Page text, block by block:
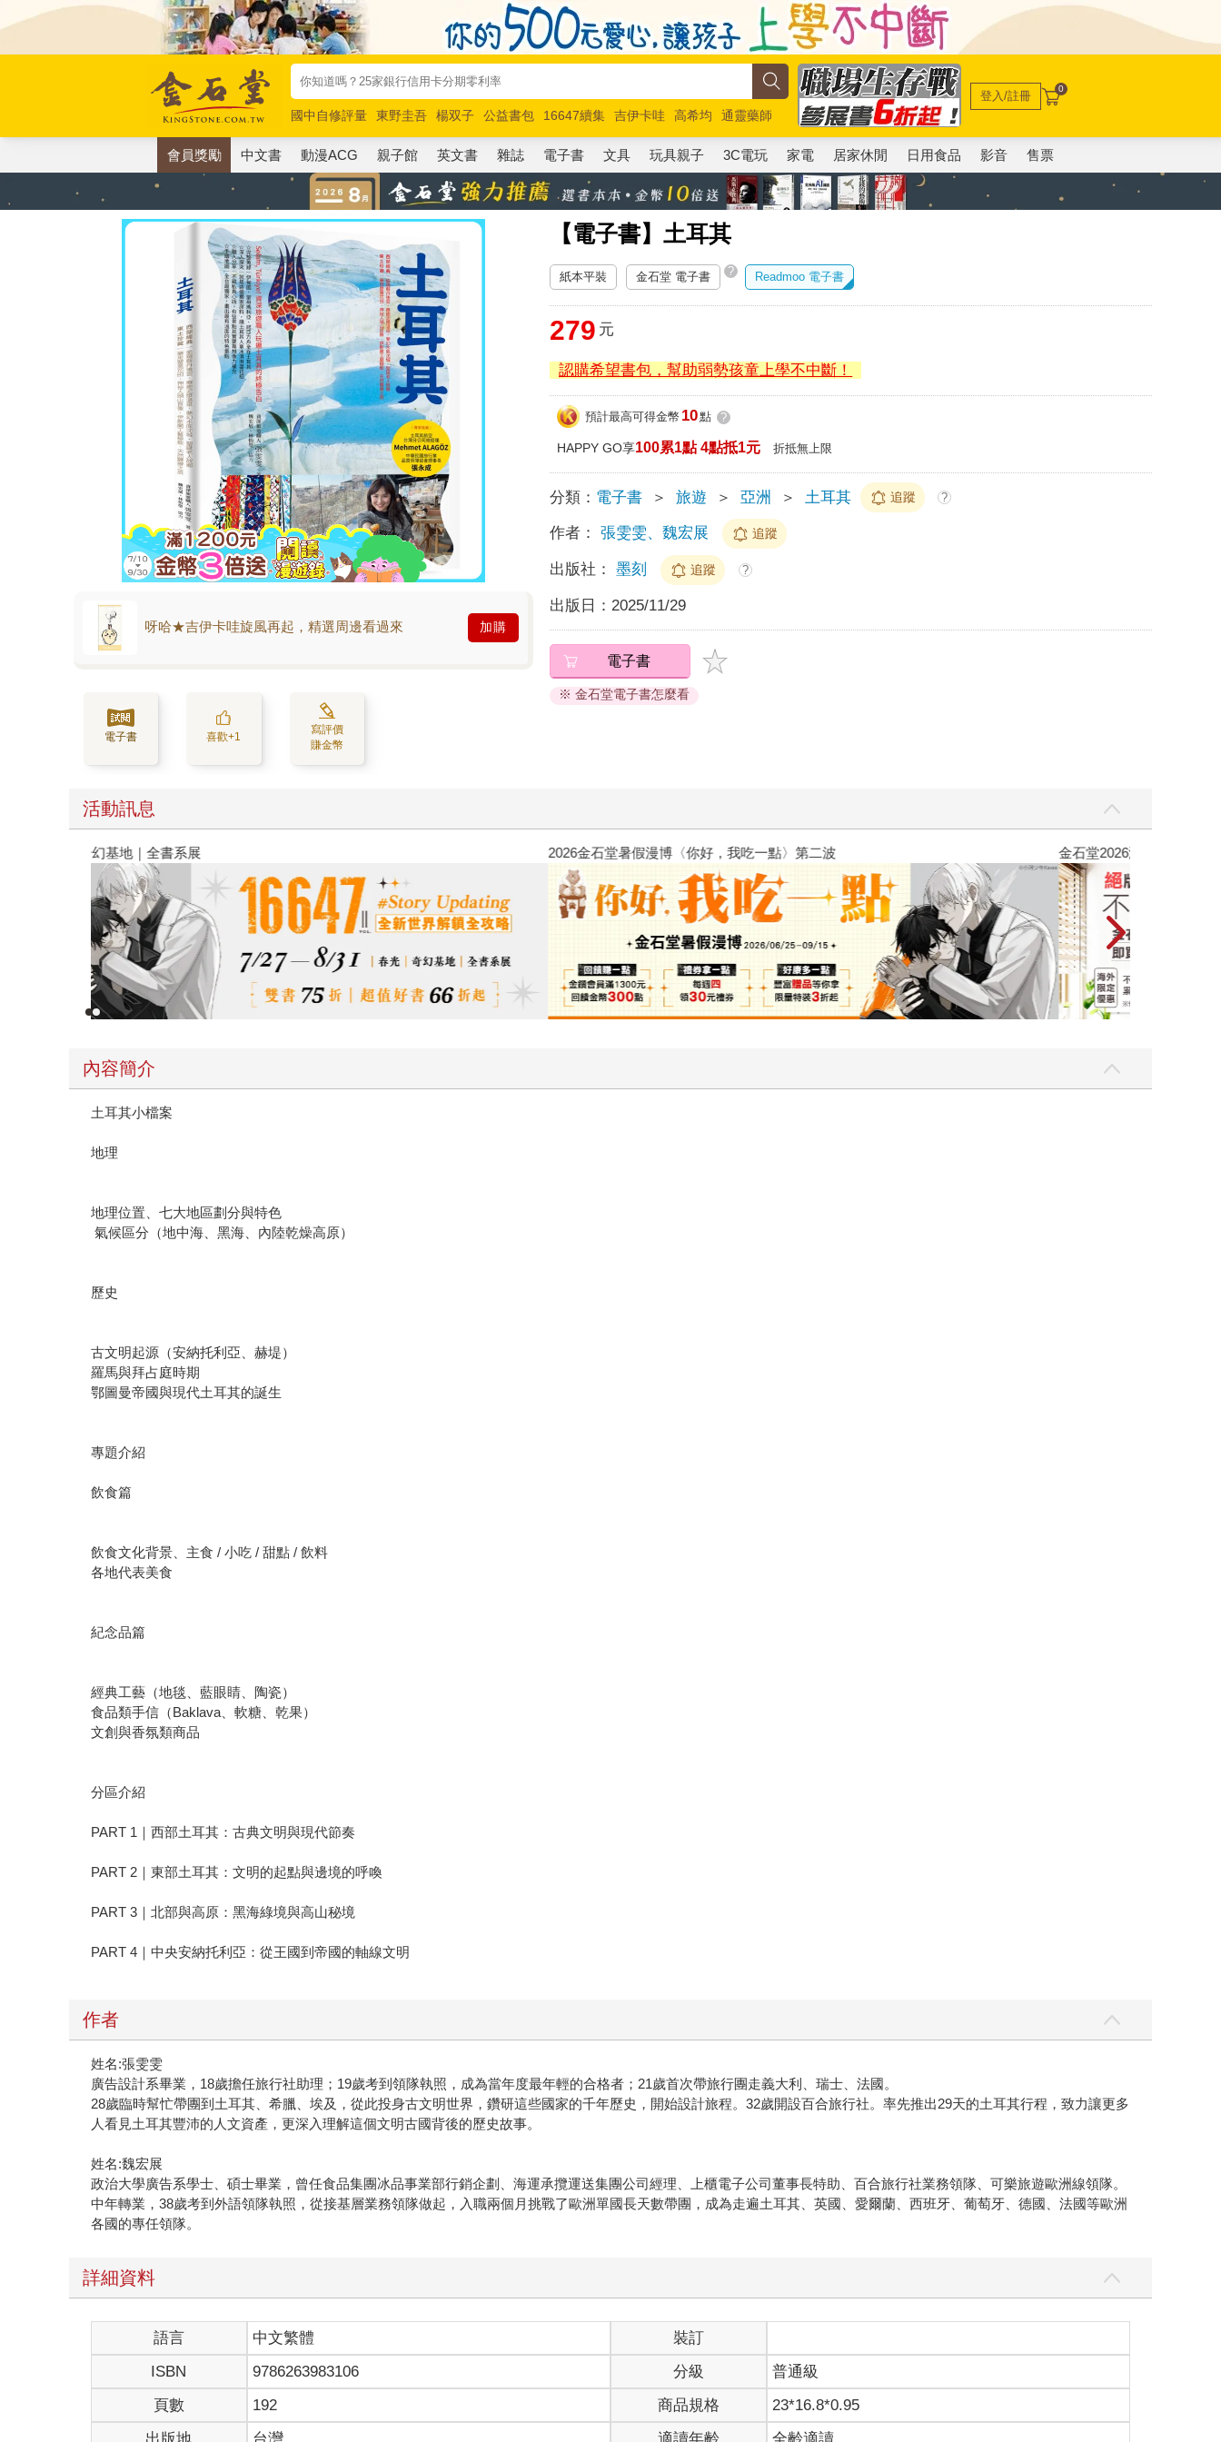
國中自修評量 東野圭吾 楊双子 公益書包 16647續集 吉伊卡哇 高希均
通靈藥師
唯紅花綻放
奧德賽 路邊攤新作 馬斯克 玩具總動員5 超慢跑
登入/註冊 0
會員獎勵 中文書 動漫ACG 親子館 英文書 雜誌 電子書 文具 玩具親子 3C電玩 家電 居家休閒 日用食品 影音 售票
【電子書】土耳其
呀哈★吉伊卡哇旋風再起，精選周邊看過來 加購
電子書 喜歡+1
寫評價
賺金幣
紙本平裝 金石堂 電子書 ? Readmoo 電子書
279 元
認購希望書包，幫助弱勢孩童上學不中斷！
預計最高可得金幣 10點 ?
HAPPY GO享100累1點 4點抵1元 折抵無上限
分類： 電子書 ＞ 旅遊 ＞ 亞洲 ＞ 土耳其 追蹤 ?
作者： 張雯雯、魏宏展 追蹤
出版社： 墨刻 追蹤 ?
出版日： 2025/11/29
電子書
※ 金石堂電子書怎麼看
活動訊息
春光ｘ奇幻基地｜全書系展 2026金石堂暑假漫博〈你好，我吃一點〉第二波 金石堂2026海
內容簡介
土耳其小檔案
地理
地理位置、七大地區劃分與特色
氣候區分（地中海、黑海、內陸乾燥高原）
歷史
古文明起源（安納托利亞、赫堤）
羅馬與拜占庭時期
鄂圖曼帝國與現代土耳其的誕生
專題介紹
飲食篇
飲食文化背景、主食 / 小吃 / 甜點 / 飲料
各地代表美食
紀念品篇
經典工藝（地毯、藍眼睛、陶瓷）
食品類手信（Baklava、軟糖、乾果）
文創與香氛類商品
分區介紹
PART 1｜西部土耳其：古典文明與現代節奏
PART 2｜東部土耳其：文明的起點與邊境的呼喚
PART 3｜北部與高原：黑海綠境與高山秘境
PART 4｜中央安納托利亞：從王國到帝國的軸線文明
作者
姓名:張雯雯
廣告設計系畢業，18歲擔任旅行社助理；19歲考到領隊執照，成為當年度最年輕的合格者；21歲首次帶旅行團走義大利、瑞士、法國。
28歲臨時幫忙帶團到土耳其、希臘、埃及，從此投身古文明世界，鑽研這些國家的千年歷史，開始設計旅程。32歲開設百合旅行社。率先推出29天的土耳其行程，致力讓更多
人看見土耳其豐沛的人文資產，更深入理解這個文明古國背後的歷史故事。
姓名:魏宏展
政治大學廣告系學士、碩士畢業，曾任食品集團冰品事業部行銷企劃、海運承攬運送集團公司經理、上櫃電子公司董事長特助、百合旅行社業務領隊、可樂旅遊歐洲線領隊。
中年轉業，38歲考到外語領隊執照，從接基層業務領隊做起，入職兩個月挑戰了歐洲單國長天數帶團，成為走遍土耳其、英國、愛爾蘭、西班牙、葡萄牙、德國、法國等歐洲
各國的專任領隊。
詳細資料
語言 中文繁體
裝訂
ISBN
9786263983106 分級
普通級
頁數
192 商品規格
23*16.8*0.95